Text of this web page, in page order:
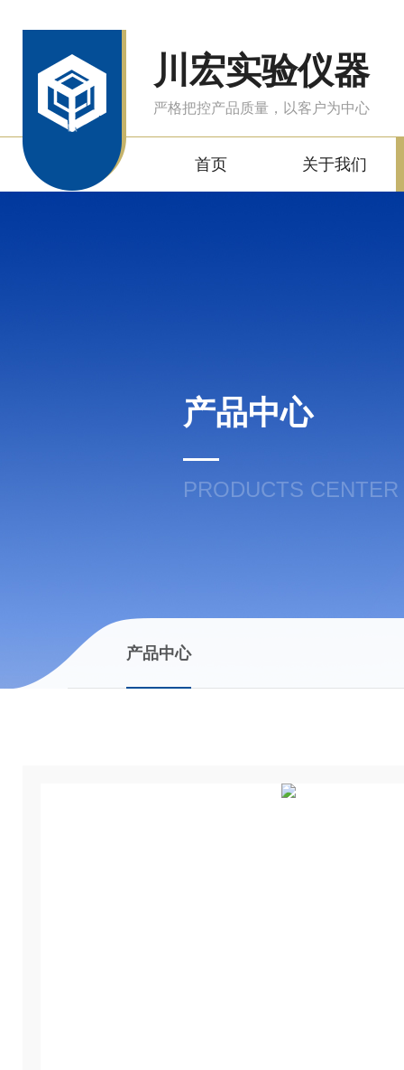
川宏实验仪器
严格把控产品质量，以客户为中心
首页 关于我们
产品中心
PRODUCTS CENTER
产品中心